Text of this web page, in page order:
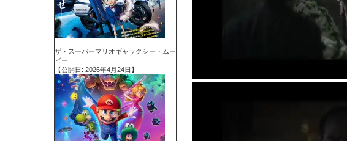
ザ・スーパーマリオギャラクシー・ムー
ビー
【公開日: 2026年4月24日】